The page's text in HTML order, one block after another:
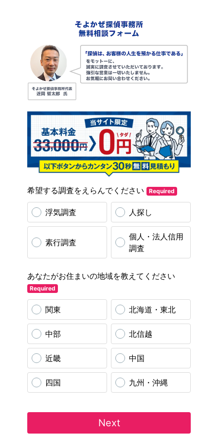
希望する調査をえらんでください Required
浮気調査 人探し
素行調査
個人・法人信用
調査
あなたがお住まいの地域を教えてください
Required
関東 北海道・東北
中部 北信越
近畿 中国
四国 九州・沖縄
Next